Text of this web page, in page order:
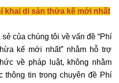
khai di sản thừa kế mới nhất
của chúng tôi về vấn đề “Phí
kế mới nhất” nhằm hỗ trợ
về pháp luật, không nhằm
thông tin trong chuyên đề Phí